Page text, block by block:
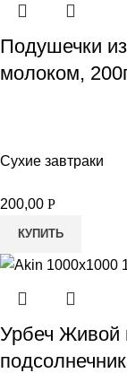
Подушечки
молоком,
Сухие завтраки
200,00 Р
КУПИТЬ
Урбеч Живой